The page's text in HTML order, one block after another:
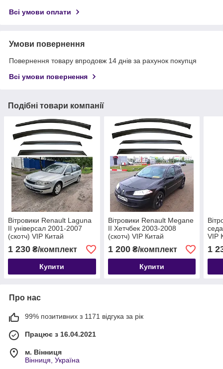
Всі умови оплати
Умови повернення
Повернення товару впродовж 14 днів за рахунок покупця
Всі умови повернення
Подібні товари компанії
Вітровики Renault Laguna
II універсал 2001-2007
(скотч) VIP Китай
1 230 ₴/комплект
Купити
Вітровики Renault Megane
II Хетчбек 2003-2008
(скотч) VIP Китай
1 200₴/комплект
Купити
VIP
1
Про нас
99% позитивних з 1171 відгука за рік
Працює з 16.04.2021
м. Вінниця
Вінниця, Україна